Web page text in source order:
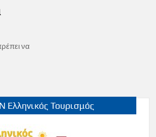
να
Ελληνικός Τουρισμός